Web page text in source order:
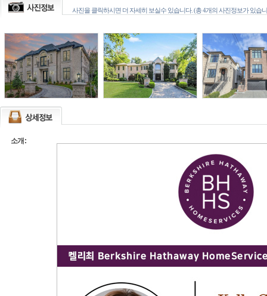
사진을 클릭하시면 더 자세히 보실수 있습니다. (총 4개의 사진정보가 있습
소개: